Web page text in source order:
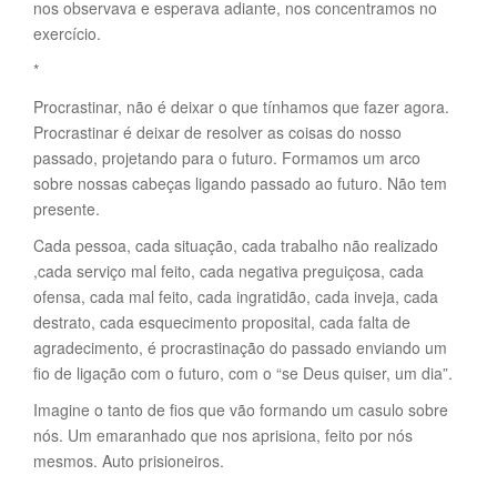
nos observava e esperava adiante, nos concentramos no
exercício.
*
Procrastinar, não é deixar o que tínhamos que fazer agora.
Procrastinar é deixar de resolver as coisas do nosso
passado, projetando para o futuro. Formamos um arco
sobre nossas cabeças ligando passado ao futuro. Não tem
presente.
Cada pessoa, cada situação, cada trabalho não realizado
,cada serviço mal feito, cada negativa preguiçosa, cada
ofensa, cada mal feito, cada ingratidão, cada inveja, cada
destrato, cada esquecimento proposital, cada falta de
agradecimento, é procrastinação do passado enviando um
fio de ligação com o futuro, com o “se Deus quiser, um dia”.
Imagine o tanto de fios que vão formando um casulo sobre
nós. Um emaranhado que nos aprisiona, feito por nós
mesmos. Auto prisioneiros.